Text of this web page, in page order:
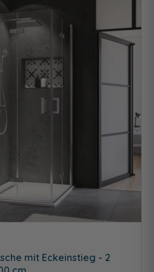
mit Eckeinstieg - 2